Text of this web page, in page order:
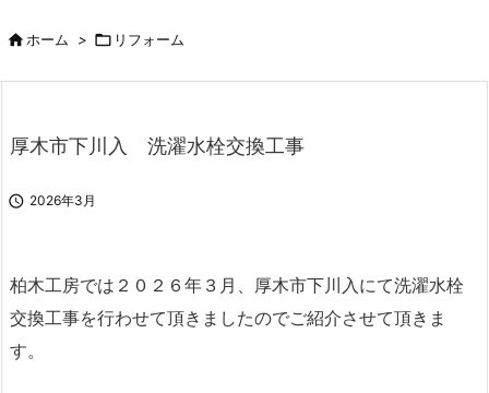
ホーム >  リフォーム
厚木市下川入 洗濯水栓交換工事
 2026年3月
柏木工房では２０２６年３月、厚木市下川入にて洗濯水栓
交換工事を行わせて頂きましたのでご紹介させて頂きま
す。